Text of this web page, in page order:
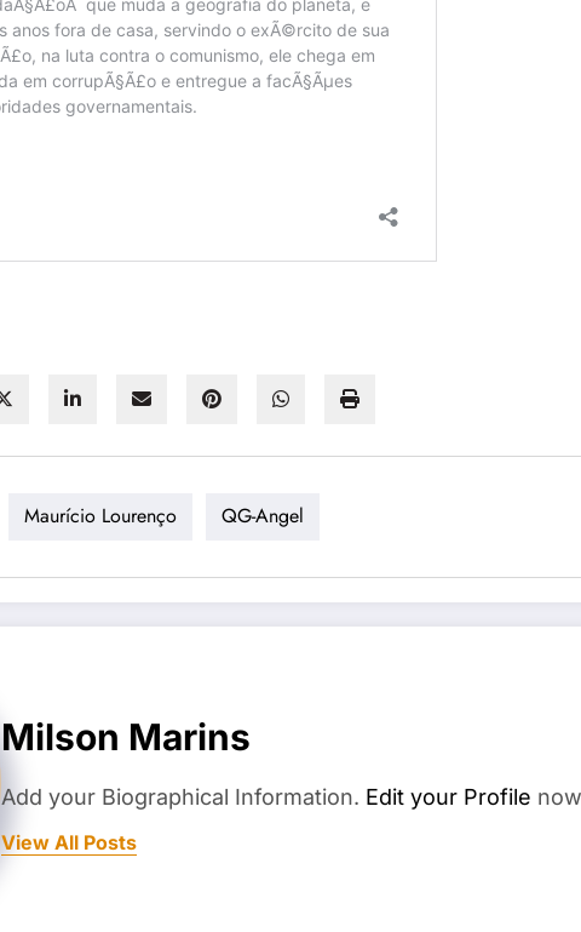
Maurício Lourenço QG-Angel
Milson Marins
Add your Biographical Information. Edit your Profile
View All Posts